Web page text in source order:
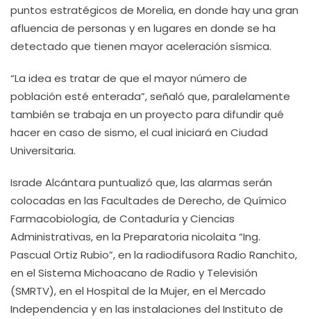
puntos estratégicos de Morelia, en donde hay una gran
afluencia de personas y en lugares en donde se ha
detectado que tienen mayor aceleración sísmica.
“La idea es tratar de que el mayor número de
población esté enterada”, señaló que, paralelamente
también se trabaja en un proyecto para difundir qué
hacer en caso de sismo, el cual iniciará en Ciudad
Universitaria.
Israde Alcántara puntualizó que, las alarmas serán
colocadas en las Facultades de Derecho, de Químico
Farmacobiología, de Contaduría y Ciencias
Administrativas, en la Preparatoria nicolaita “Ing.
Pascual Ortiz Rubio”, en la radiodifusora Radio Ranchito,
en el Sistema Michoacano de Radio y Televisión
(SMRTV), en el Hospital de la Mujer, en el Mercado
Independencia y en las instalaciones del Instituto de